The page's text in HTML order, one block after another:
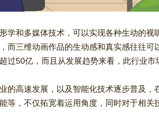
学和多媒体技术，可以实现各种生动的
而三维动画作品的生动感和真实感往往
50亿，而且从发展趋势来看，此行业市
的高速发展，以及智能化技术逐步普及
等，不仅拓宽着运用角度，同时对于相关